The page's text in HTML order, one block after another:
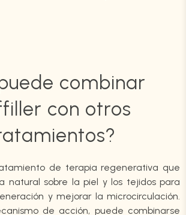
combinar
con otros
de terapia regenerativa que
natural sobre la piel y los tejidos para
y mejorar la microcirculación.
de acción, puede combinarse